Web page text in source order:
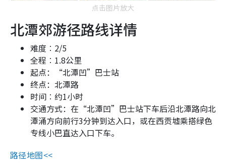
点击图片放大
北潭郊游径路线详情
难度︰ 2/5
全程︰1.8公里
起点：“北潭凹”巴士站
终点：北潭路
时间︰约1小时
交通方式：在“北潭凹”巴士站下车后沿北潭路向北
潭涌方向前行3分钟到达入口，或在西贡墟乘搭绿色
专线小巴直达入口下车。
路径地图<<